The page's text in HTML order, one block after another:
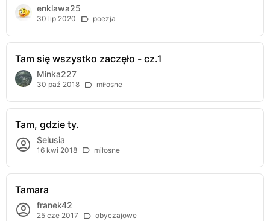
enklawa25
30 lip 2020 poezja
Tam się wszystko zaczęło - cz.1
Minka227
30 paź 2018 miłosne
Tam, gdzie ty.
Selusia
16 kwi 2018 miłosne
Tamara
franek42
25 cze 2017 obyczajowe